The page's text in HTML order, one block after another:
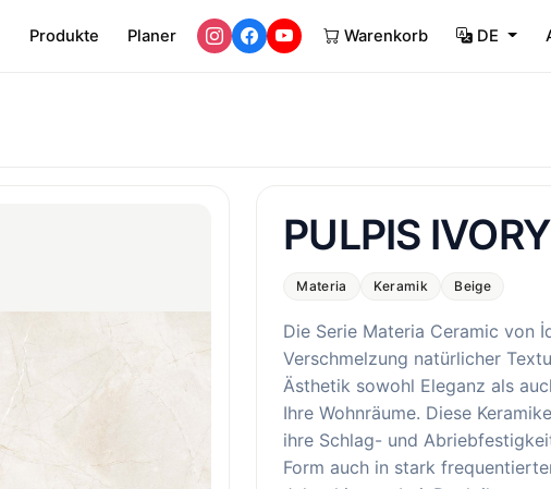
Produkte Planer Warenkorb DE
PULPIS IVORY
Materia Keramik Beige
Die Serie Materia Ceramic von
Verschmelzung natürlicher
Ästhetik sowohl Eleganz als
Ihre Wohnräume. Diese
ihre Schlag- und
Form auch in stark